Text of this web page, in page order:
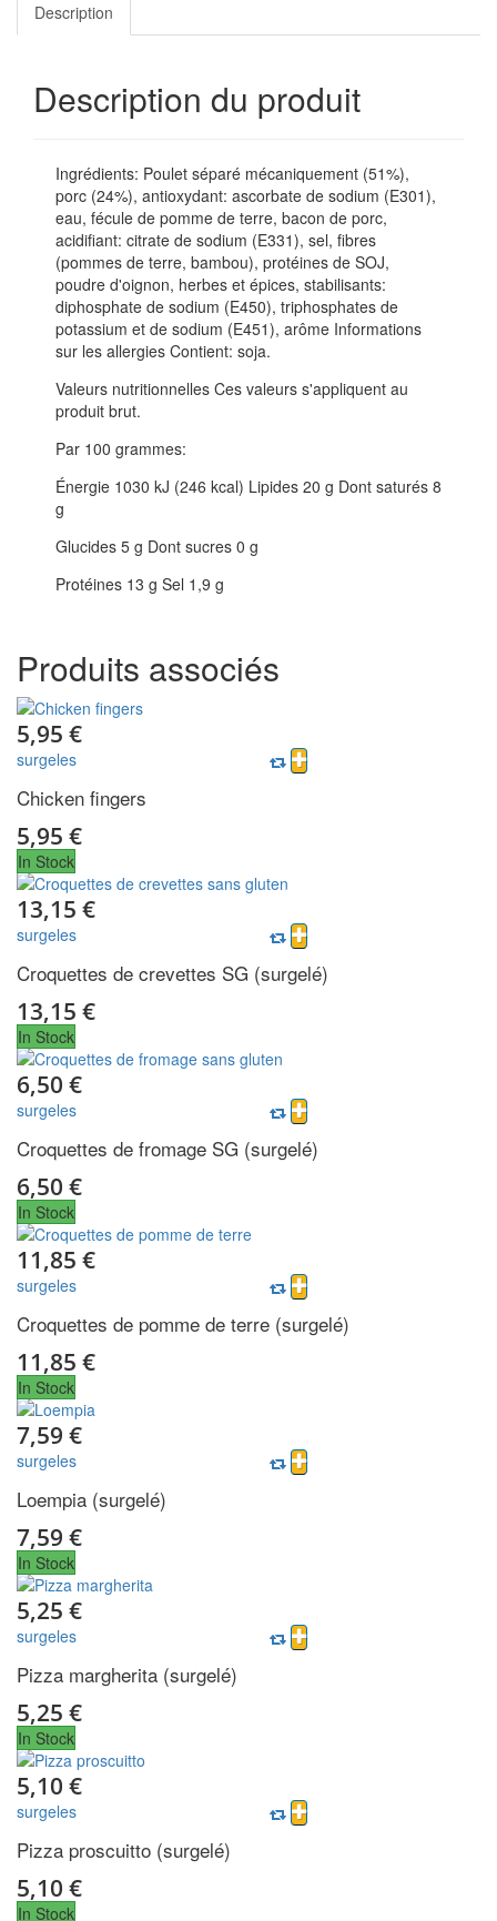
Description
Description du produit
Ingrédients: Poulet séparé mécaniquement (51%),
porc (24%), antioxydant: ascorbate de sodium (E301),
eau, fécule de pomme de terre, bacon de porc,
acidifiant: citrate de sodium (E331), sel, fibres
(pommes de terre, bambou), protéines de SOJ,
poudre d'oignon, herbes et épices, stabilisants:
diphosphate de sodium (E450), triphosphates de
potassium et de sodium (E451), arôme Informations
sur les allergies Contient: soja.
Valeurs nutritionnelles Ces valeurs s'appliquent au
produit brut.
Par 100 grammes:
Énergie 1030 kJ (246 kcal) Lipides 20 g Dont saturés 8
g
Glucides 5 g Dont sucres 0 g
Protéines 13 g Sel 1,9 g
Produits associés
5,95 €
surgeles
Chicken fingers
5,95 €
In Stock
13,15 €
surgeles
Croquettes de crevettes SG (surgelé)
13,15 €
In Stock
6,50 €
surgeles
Croquettes de fromage SG (surgelé)
6,50 €
In Stock
11,85 €
surgeles
Croquettes de pomme de terre (surgelé)
11,85 €
In Stock
7,59 €
surgeles
Loempia (surgelé)
7,59 €
In Stock
5,25 €
surgeles
Pizza margherita (surgelé)
5,25 €
In Stock
5,10 €
surgeles
Pizza proscuitto (surgelé)
5,10 €
In Stock